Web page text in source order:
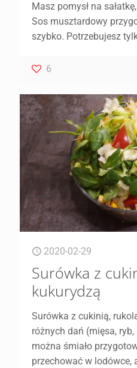
Masz pomysł na
Sos musztardowy
szybko. Potrzebujesz
6
2020-02-29
Surówka z
kukurydzą
Surówka z cukinią,
różnych dań (mięsa, ryb,
można śmiało
przechować w lodówce,